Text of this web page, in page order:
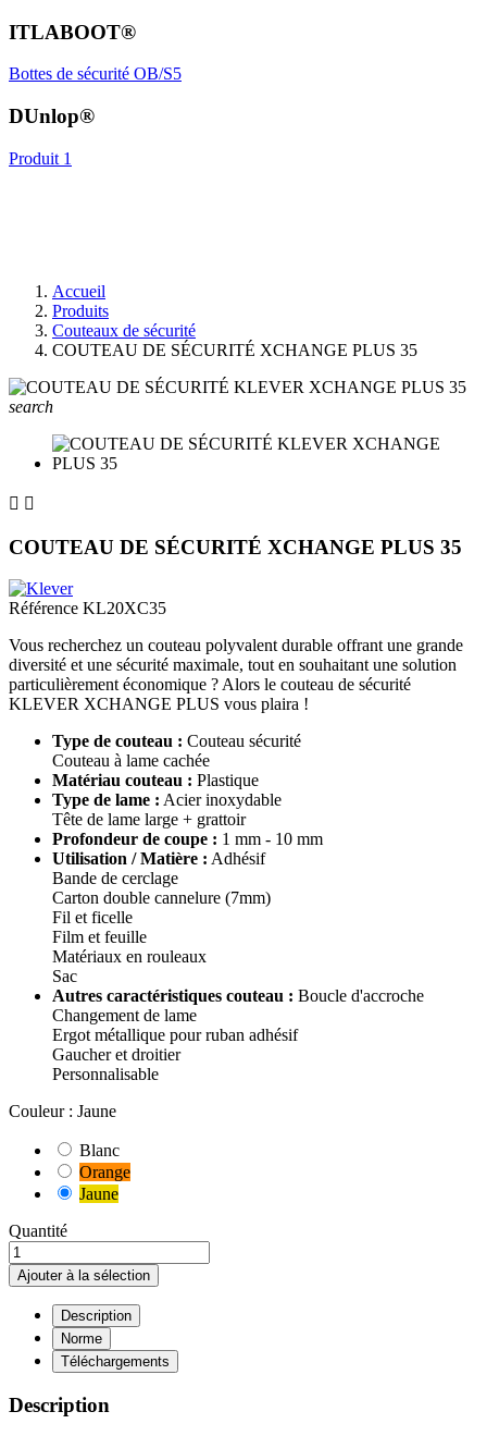
ITLABOOT®
Bottes de sécurité OB/S5
DUnlop®
Produit 1
Accueil
Produits
Couteaux de sécurité
COUTEAU DE SÉCURITÉ XCHANGE PLUS 35
search
 
COUTEAU DE SÉCURITÉ XCHANGE PLUS 35
Référence KL20XC35
Vous recherchez un couteau polyvalent durable offrant une grande
diversité et une sécurité maximale, tout en souhaitant une solution
particulièrement économique ? Alors le couteau de sécurité
KLEVER XCHANGE PLUS vous plaira !
Type de couteau : Couteau sécurité
Couteau à lame cachée
Matériau couteau : Plastique
Type de lame : Acier inoxydable
Tête de lame large + grattoir
Profondeur de coupe : 1 mm - 10 mm
Utilisation / Matière : Adhésif
Bande de cerclage
Carton double cannelure (7mm)
Fil et ficelle
Film et feuille
Matériaux en rouleaux
Sac
Autres caractéristiques couteau : Boucle d'accroche
Changement de lame
Ergot métallique pour ruban adhésif
Gaucher et droitier
Personnalisable
Couleur : Jaune
Blanc
Orange
Jaune
Quantité
Ajouter à la sélection
Description
Norme
Téléchargements
Description